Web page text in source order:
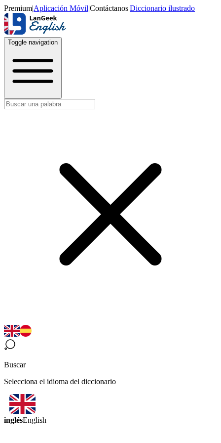
Premium|Aplicación Móvil|Contáctanos|Diccionario ilustrado
Toggle navigation
Buscar
Selecciona el idioma del diccionario
inglésEnglish